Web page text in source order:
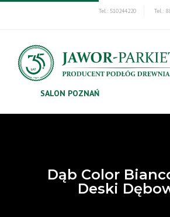
Tel.: 510244220 Tel.:
SALON POZNAŃ
Dąb Color
Deski